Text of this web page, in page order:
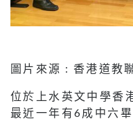
圖片來源 : 香港道教
位於上水英文中學香
最近一年有6成中六